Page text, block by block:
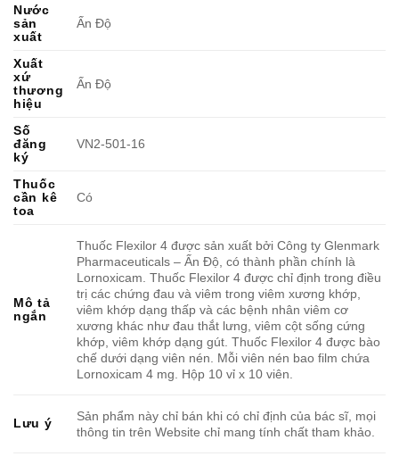
Nước
sản
xuất
Ấn Độ
Xuất
xứ
thương
hiệu
Ấn Độ
Số
đăng
ký
VN2-501-16
Thuốc
cần kê
toa
Có
Mô tả
ngắn
Thuốc Flexilor 4 được sản xuất bởi Công ty Glenmark
Pharmaceuticals – Ấn Độ, có thành phần chính là
Lornoxicam. Thuốc Flexilor 4 được chỉ định trong điều
trị các chứng đau và viêm trong viêm xương khớp,
viêm khớp dạng thấp và các bệnh nhân viêm cơ
xương khác như đau thắt lưng, viêm cột sống cứng
khớp, viêm khớp dạng gút. Thuốc Flexilor 4 được bào
chế dưới dạng viên nén. Mỗi viên nén bao film chứa
Lornoxicam 4 mg. Hộp 10 vỉ x 10 viên.
Lưu ý
Sản phẩm này chỉ bán khi có chỉ định của bác sĩ, mọi
thông tin trên Website chỉ mang tính chất tham khảo.